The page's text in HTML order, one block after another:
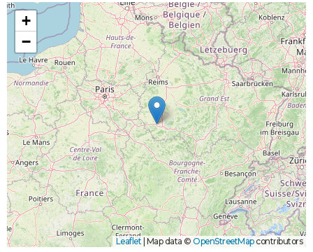
+
−
Leaflet Map data © OpenStreetMapcontributors